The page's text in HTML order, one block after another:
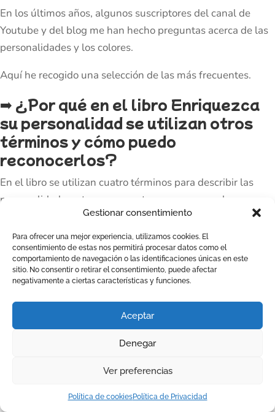
Gestionar consentimiento
Para ofrecer una mejor experiencia, utilizamos cookies. El
consentimiento de estas nos permitirá procesar datos como el
comportamiento de navegación o las identificaciones únicas en este
sitio. No consentir o retirar el consentimiento, puede afectar
negativamente a ciertas características y funciones.
Aceptar
Denegar
Ver preferencias
Política de cookiesPolítica de Privacidad
En los últimos años, algunos suscriptores del canal de
Youtube y del blog me han hecho preguntas acerca de las
personalidades y los colores.
Aquí he recogido una selección de las más frecuentes.
➡️ ¿Por qué en el libro Enriquezca
su personalidad se utilizan otros
términos y cómo puedo
reconocerlos?
En el libro se utilizan cuatro términos para describir las
personalidades o temperamentos que no son colores.
A mí me enseñaron esta clasificación por colores y así es
como puedes relacionar “mis colores” con las
personalidades de Florence Littauer:
Azul - Flemático
Verde - Melancólico